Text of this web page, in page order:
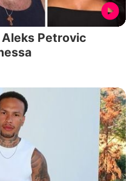
Aleks Petrovic